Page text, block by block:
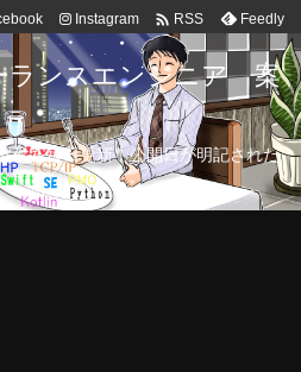
Instagram  RSS Feedly
ランスエンジニア 案
件を毎日更新！公開日が明記された